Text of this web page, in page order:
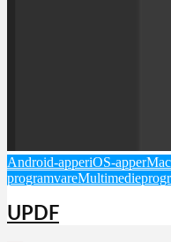
Android-apperiOS-apper
programvare
UPDF